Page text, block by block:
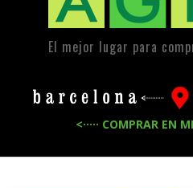
El mejor lugar para
<····· COMPRAR EN